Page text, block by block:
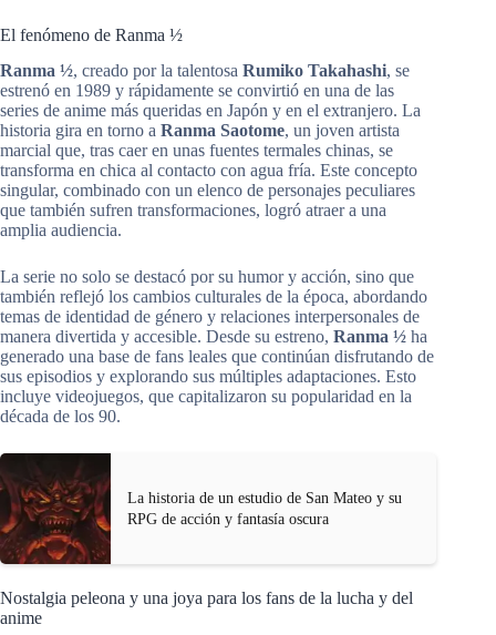
El fenómeno de Ranma ½
Ranma ½, creado por la talentosa Rumiko Takahashi, se
estrenó en 1989 y rápidamente se convirtió en una de las
series de anime más queridas en Japón y en el extranjero. La
historia gira en torno a Ranma Saotome, un joven artista
marcial que, tras caer en unas fuentes termales chinas, se
transforma en chica al contacto con agua fría. Este concepto
singular, combinado con un elenco de personajes peculiares
que también sufren transformaciones, logró atraer a una
amplia audiencia.
La serie no solo se destacó por su humor y acción, sino que
también reflejó los cambios culturales de la época, abordando
temas de identidad de género y relaciones interpersonales de
manera divertida y accesible. Desde su estreno, Ranma ½ ha
generado una base de fans leales que continúan disfrutando de
sus episodios y explorando sus múltiples adaptaciones. Esto
incluye videojuegos, que capitalizaron su popularidad en la
década de los 90.
La historia de un estudio de San Mateo y su
RPG de acción y fantasía oscura
Nostalgia peleona y una joya para los fans de la lucha y del
anime